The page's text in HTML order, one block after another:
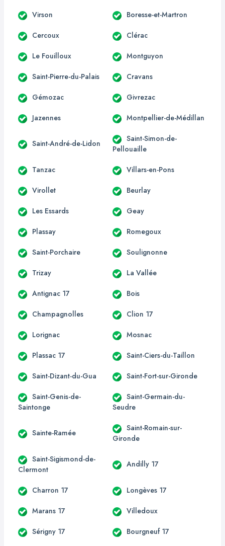
Virson Boresse-et-Martron
Cercoux Clérac
Le Fouilloux Montguyon
Saint-Pierre-du-Palais Cravans
Gémozac Givrezac
Jazennes Montpellier-de-Médillan
Saint-André-de-Lidon
Saint-Simon-de-
Pellouaille
Tanzac Villars-en-Pons
Virollet Beurlay
Les Essards Geay
Plassay Romegoux
Saint-Porchaire Soulignonne
Trizay La Vallée
Antignac 17 Bois
Champagnolles Clion 17
Lorignac Mosnac
Plassac 17 Saint-Ciers-du-Taillon
Saint-Dizant-du-Gua Saint-Fort-sur-Gironde
Saint-Genis-de-
Saintonge
Saint-Germain-du-
Seudre
Sainte-Ramée
Saint-Romain-sur-
Gironde
Saint-Sigismond-de-
Clermont
Andilly 17
Charron 17 Longèves 17
Marans 17 Villedoux
Sérigny 17 Bourgneuf 17